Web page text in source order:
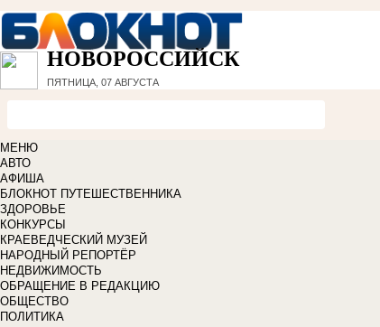
НОВОРОССИЙСК
ПЯТНИЦА, 07 АВГУСТА
МЕНЮ
АВТО
АФИША
БЛОКНОТ ПУТЕШЕСТВЕННИКА
ЗДОРОВЬЕ
КОНКУРСЫ
КРАЕВЕДЧЕСКИЙ МУЗЕЙ
НАРОДНЫЙ РЕПОРТЁР
НЕДВИЖИМОСТЬ
ОБРАЩЕНИЕ В РЕДАКЦИЮ
ОБЩЕСТВО
ПОЛИТИКА